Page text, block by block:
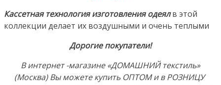
Кассетная технология изготовления одеялв этой
коллекции делает их воздушными и очень теплыми
Дорогие покупатели!
В интернет -магазине «ДОМАШНИЙ текстиль»
(Москва) Вы можете купить ОПТОМ и в РОЗНИЦУ